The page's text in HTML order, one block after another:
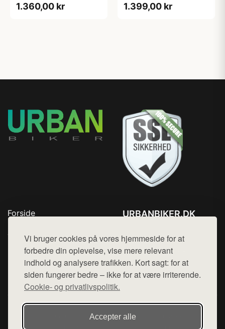
Vi bruger cookies på vores hjemmeside for at
forbedre din oplevelse, vise mere relevant
indhold og analysere trafikken. Kort sagt: for at
siden fungerer bedre – ikke for at være irriterende.
Cookie- og privatlivspolitik.
Accepter alle
1.360,00 kr 1.399,00 kr
Forside
Top Rabatter
Blog
Kontakt
URBANBIKER.DK
Mail: hej@want.dk
Cookie- og privatlivspolitik
Denne side er en del af want.dk, der udgiver en række
hjemmesider med præsentation af forskellige produkter fra